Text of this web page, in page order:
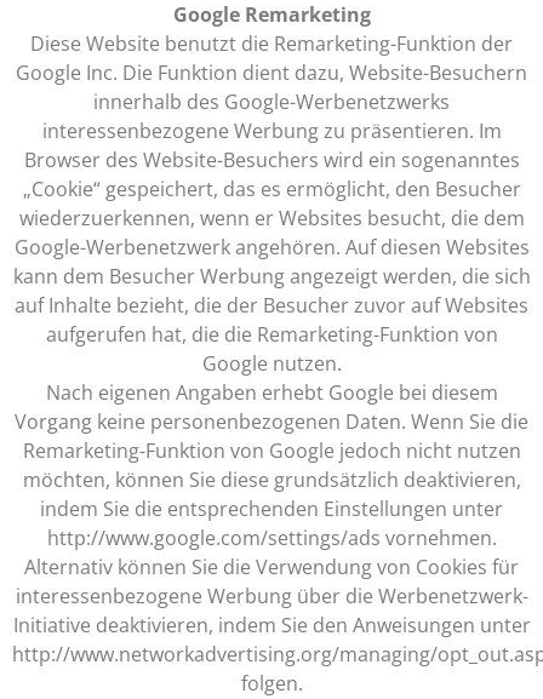
Google Remarketing
Diese Website benutzt die Remarketing-Funktion der
Google Inc. Die Funktion dient dazu, Website-Besuchern
innerhalb des Google-Werbenetzwerks
interessenbezogene Werbung zu präsentieren. Im
Browser des Website-Besuchers wird ein sogenanntes
„Cookie“ gespeichert, das es ermöglicht, den Besucher
wiederzuerkennen, wenn er Websites besucht, die dem
Google-Werbenetzwerk angehören. Auf diesen Websites
kann dem Besucher Werbung angezeigt werden, die sich
auf Inhalte bezieht, die der Besucher zuvor auf Websites
aufgerufen hat, die die Remarketing-Funktion von
Google nutzen.
Nach eigenen Angaben erhebt Google bei diesem
Vorgang keine personenbezogenen Daten. Wenn Sie die
Remarketing-Funktion von Google jedoch nicht nutzen
möchten, können Sie diese grundsätzlich deaktivieren,
indem Sie die entsprechenden Einstellungen unter
http://www.google.com/settings/ads vornehmen.
Alternativ können Sie die Verwendung von Cookies für
interessenbezogene Werbung über die Werbenetzwerk-
Initiative deaktivieren, indem Sie den Anweisungen unter
http://www.networkadvertising.org/managing/
folgen.